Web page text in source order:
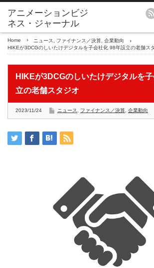
アニメーションビジ
ネス・ジャーナル
Home ニュース ファイナンス／決算 企業動向
HIKEが3DCGのしいたけデジタルを子会社化 98年設立の老舗ス
HIKEが3DCGのしいたけデジタルを
立の老舗スタジオ
2023/11/24 ニュース ファイナンス／決算 企業動向